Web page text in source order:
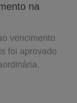
na
vencimento
foi aprovado